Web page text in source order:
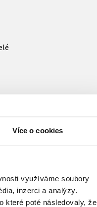
Více o cookies
využíváme soubory
inzerci a analýzy.
které poté následovaly, že
snili od dětství. Jeho
ale tolik čněla nad